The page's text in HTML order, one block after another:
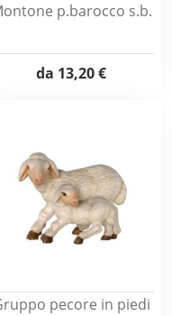
p.barocco s.b.
da 13,20 €
pecore in piedi